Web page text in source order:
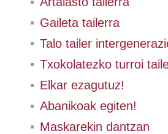
Gaileta tailerra
Talo tailer
Txokolatezko turroi
Elkar ezagutuz!
Abanikoak egiten!
Maskarekin dantzan